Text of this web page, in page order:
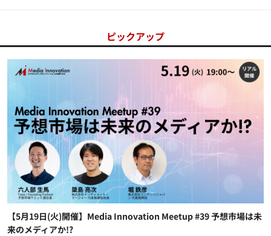
ピックアップ
【5月19日(火)開催】Media Innovation Meetup #39 予想市場は未
来のメディアか!?